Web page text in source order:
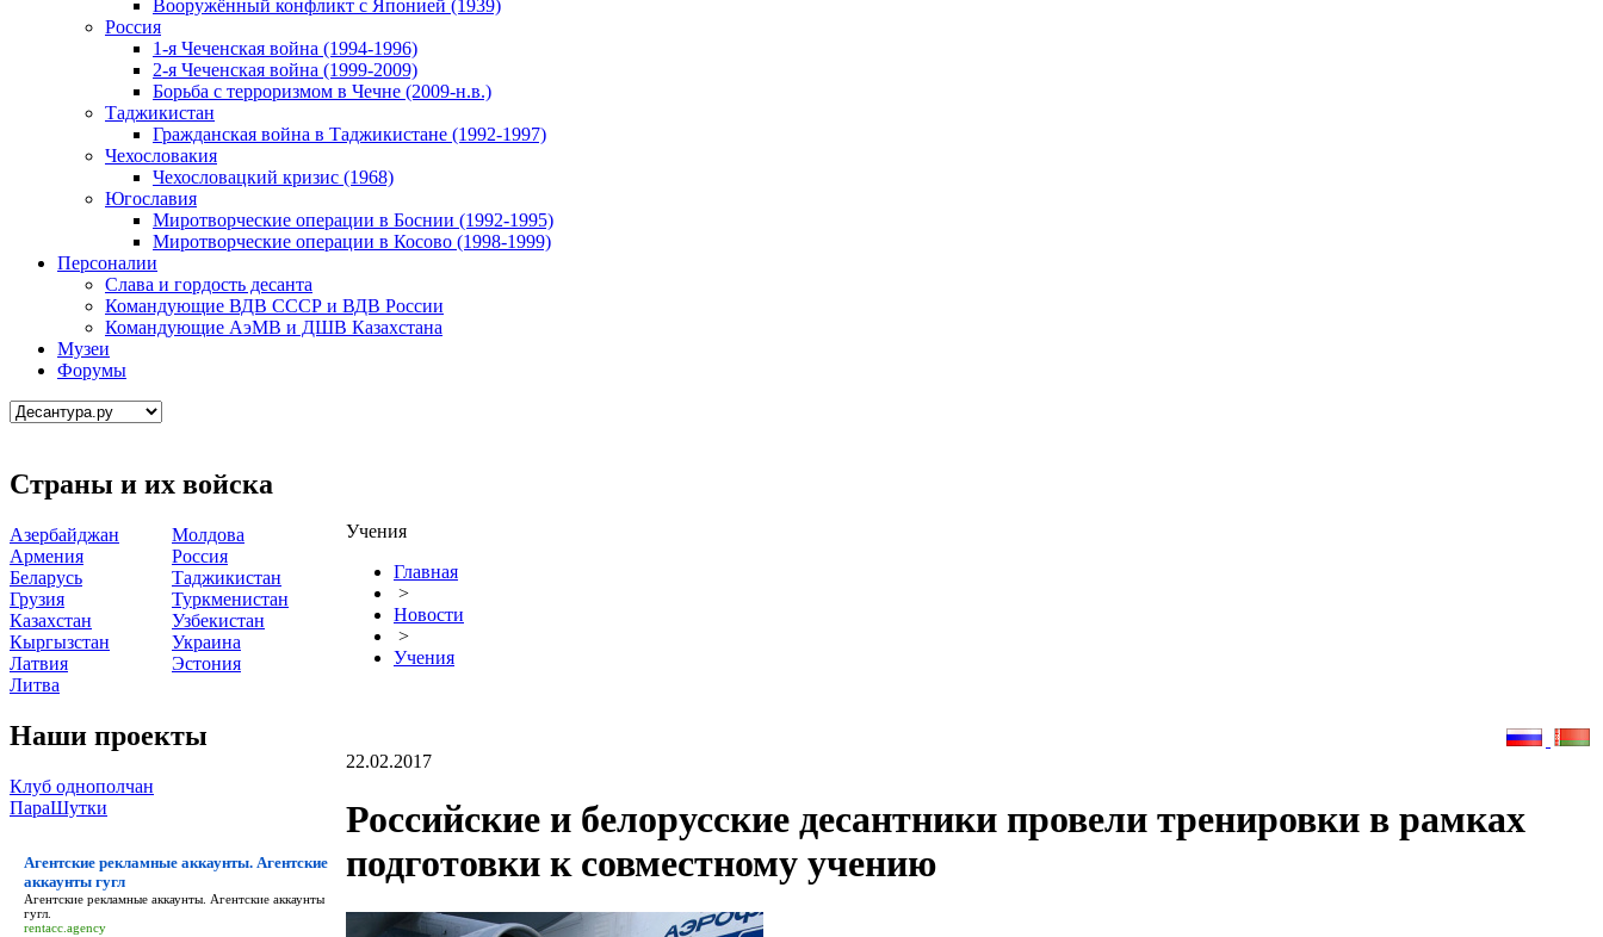
Вооружённый конфликт с Японией (1939)
Россия
1-я Чеченская война (1994-1996)
2-я Чеченская война (1999-2009)
Борьба с терроризмом в Чечне (2009-н.в.)
Таджикистан
Гражданская война в Таджикистане (1992-1997)
Чехословакия
Чехословацкий кризис (1968)
Югославия
Миротворческие операции в Боснии (1992-1995)
Миротворческие операции в Косово (1998-1999)
Персоналии
Слава и гордость десанта
Командующие ВДВ СССР и ВДВ России
Командующие АэМВ и ДШВ Казахстана
Музеи
Форумы
Страны и их войска
Азербайджан
Армения
Беларусь
Грузия
Казахстан
Кыргызстан
Латвия
Литва
Молдова
Россия
Таджикистан
Туркменистан
Узбекистан
Украина
Эстония
Наши проекты
Клуб однополчан
ПараШутки
Агентские рекламные аккаунты. Агентские
аккаунты гугл
Агентские рекламные аккаунты. Агентские аккаунты
гугл.
rentacc.agency
Учения
Главная
>
Новости
>
Учения
22.02.2017
Российские и белорусские десантники провели тренировки в рамках
подготовки к совместному учению